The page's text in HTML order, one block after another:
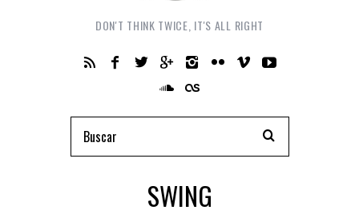
DON'T THINK TWICE, IT'S ALL RIGHT
SWING